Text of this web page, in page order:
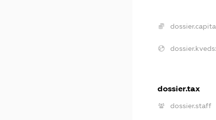
dossier.kveds:
dossier.tax
dossier.staff